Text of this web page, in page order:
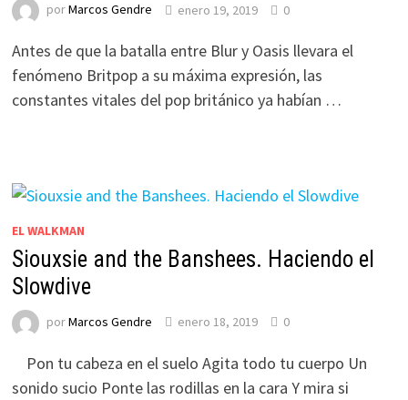
porMarcos Gendre enero 19, 2019 0
Antes de que la batalla entre Blur y Oasis llevara el
fenómeno Britpop a su máxima expresión, las
constantes vitales del pop británico ya habían …
EL WALKMAN
Siouxsie and the Banshees. Haciendo el
Slowdive
porMarcos Gendre enero 18, 2019 0
Pon tu cabeza en el suelo Agita todo tu cuerpo Un
sonido sucio Ponte las rodillas en la cara Y mira si